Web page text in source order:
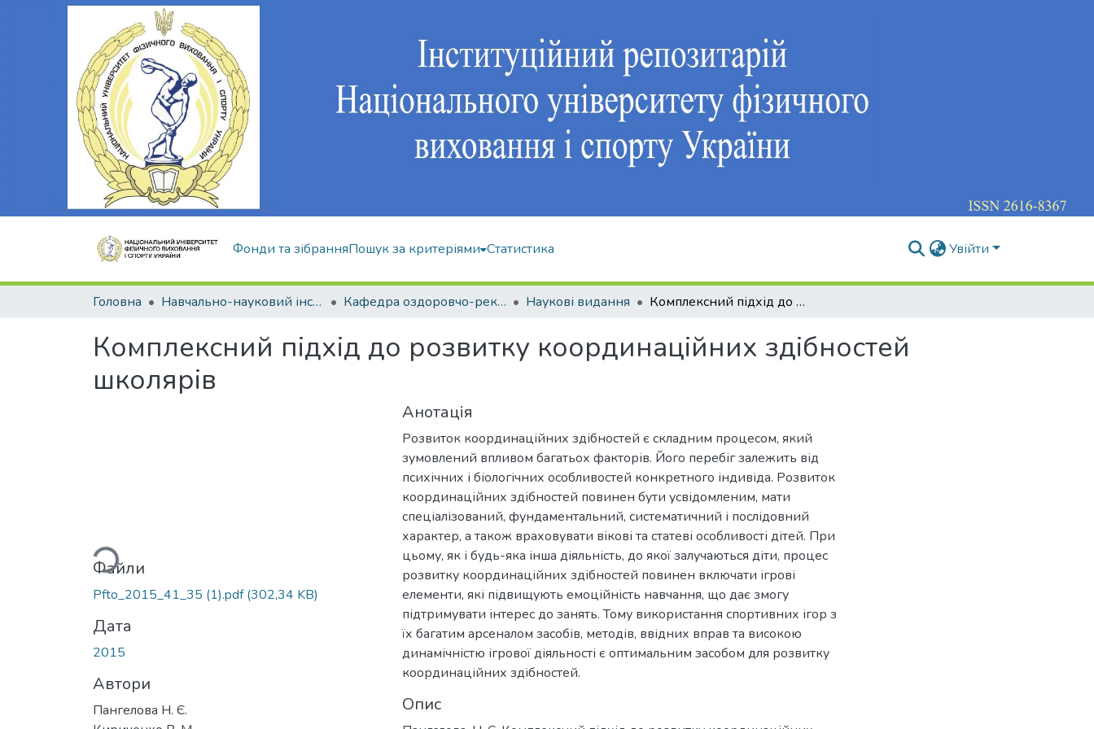
Фонди та зібранняПошук за критеріями Статистика Увійти
Головна Навчально-науковий інститут здоров'я, реабілітації та фізичного виховання Кафедра оздоровчо-рекреаційної рухової активності Наукові видання Комплексний підхід до розвитку координаційних здібностей школярів
Комплексний підхід до розвитку координаційних здібностей
школярів
Вантажиться...
Файли
Pfto_2015_41_35 (1).pdf(302,34 KB)
Дата
2015
Автори
Пангелова Н. Є.
Анотація
Розвиток координаційних здібностей є складним процесом, який
зумовлений впливом багатьох факторів. Його перебіг залежить від
психічних і біологічних особливостей конкретного індивіда. Розвиток
координаційних здібностей повинен бути усвідомленим, мати
спеціалізований, фундаментальний, систематичний і послідовний
характер, а також враховувати вікові та статеві особливості дітей. При
цьому, як і будь-яка інша діяльність, до якої залучаються діти, процес
розвитку координаційних здібностей повинен включати ігрові
елементи, які підвищують емоційність навчання, що дає змогу
підтримувати інтерес до занять. Тому використання спортивних ігор з
їх багатим арсеналом засобів, методів, ввідних вправ та високою
динамічністю ігрової діяльності є оптимальним засобом для розвитку
координаційних здібностей.
Опис